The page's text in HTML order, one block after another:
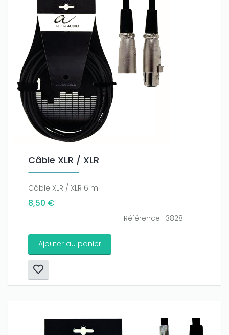
Câble XLR / XLR
Câble XLR / XLR 6 m
8,50 €
Référence : 3828
Ajouter au panier